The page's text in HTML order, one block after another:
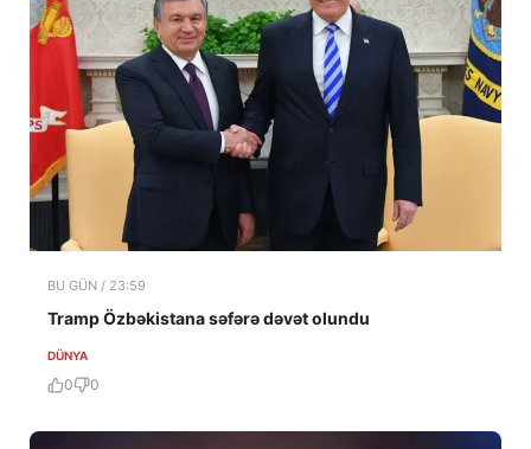
BU GÜN / 23:59
Tramp Özbəkistana səfərə dəvət olundu
DÜNYA
0 0